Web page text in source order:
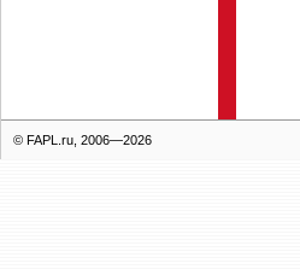
© FAPL.ru, 2006—2026